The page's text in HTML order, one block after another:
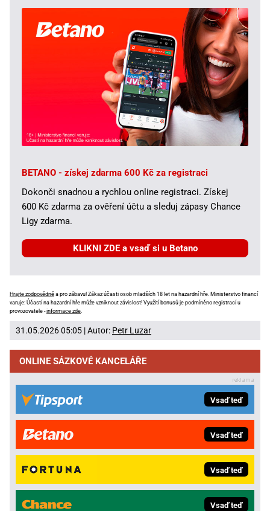
BETANO - získej zdarma 600 Kč za registraci
Dokonči snadnou a rychlou online registraci. Získej
600 Kč zdarma za ověření účtu a sleduj zápasy Chance
Ligy zdarma.
KLIKNI ZDE a vsaď si u Betano
Hrajte zodpovědně a pro zábavu! Zákaz účasti osob mladších 18 let na hazardní hře. Ministerstvo financí
varuje: Účastí na hazardní hře může vzniknout závislost! Využití bonusů je podmíněno registrací u
provozovatele -informace zde.
31.05.2026 05:05 | Autor: Petr Luzar
ONLINE SÁZKOVÉ KANCELÁŘE
Vsaď teď
Vsaď teď
Vsaď teď
Vsaď teď